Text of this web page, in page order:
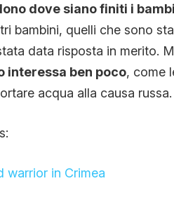
dove siano finiti i
bambini, quelli che sono
data risposta in merito.
interessa ben poco, come
acqua alla causa russa.
warrior in Crimea